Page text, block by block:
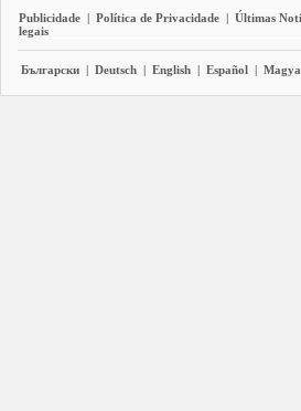
Publicidade | Política de Privacidade | Últimas
legais
Български | Deutsch | English | Español |